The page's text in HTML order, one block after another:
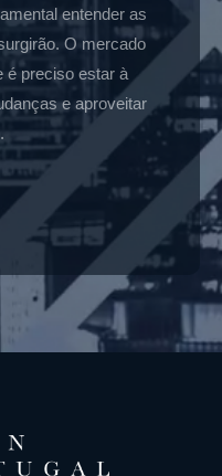
entender as
O mercado
é preciso estar à
e aproveitar